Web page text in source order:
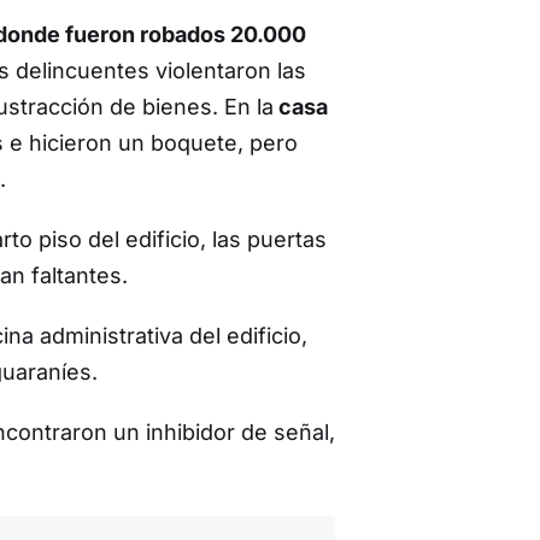
fueron robados 20.000
delincuentes violentaron las
de bienes. En la casa
hicieron un boquete, pero
piso del edificio, las puertas
faltantes.
administrativa del edificio,
un inhibidor de señal,